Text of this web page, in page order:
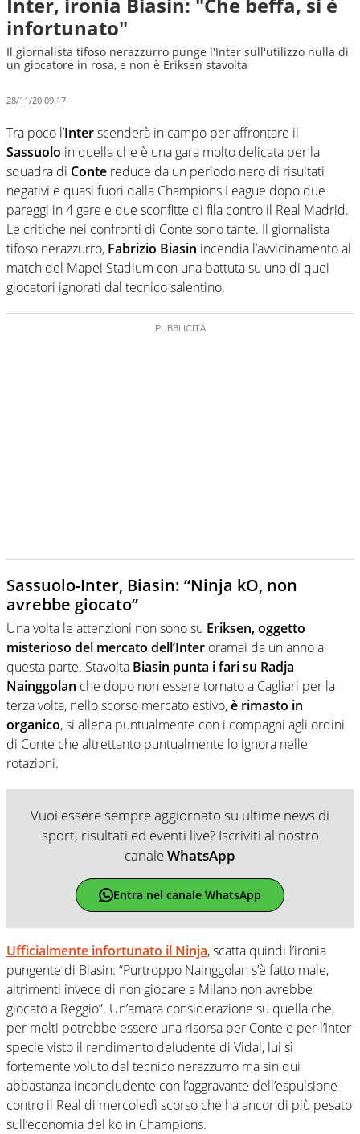
infortunato"
Il giornalista tifoso nerazzurro punge l'Inter sull'utilizzo nulla di
un giocatore in rosa, e non è Eriksen stavolta
28/11/20 09:17
Tra poco l’Interscenderà in campo per affrontare il
Sassuolo in quella che è una gara molto delicata per la
squadra di Conte reduce da un periodo nero di risultati
negativi e quasi fuori dalla Champions League dopo due
pareggi in 4 gare e due sconfitte di fila contro il Real Madrid.
Le critiche nei confronti di Conte sono tante. Il giornalista
tifoso nerazzurro, Fabrizio Biasin incendia l’avvicinamento al
match del Mapei Stadium con una battuta su uno di quei
giocatori ignorati dal tecnico salentino.
Sassuolo-Inter, Biasin: “Ninja kO, non
avrebbe giocato”
Una volta le attenzioni non sono su Eriksen, oggetto
misterioso del mercato dell’Inter oramai da un anno a
questa parte. Stavolta Biasin punta i fari su Radja
Nainggolan che dopo non essere tornato a Cagliari per la
terza volta, nello scorso mercato estivo,è rimasto in
organico, si allena puntualmente con i compagni agli ordini
di Conte che altrettanto puntualmente lo ignora nelle
rotazioni.
Vuoi essere sempre aggiornato su ultime news di
sport, risultati ed eventi live? Iscriviti al nostro
canaleWhatsApp
Entra nel canale WhatsApp
Ufficialmente infortunato il Ninja, scatta quindi l’ironia
pungente di Biasin: “Purtroppo Nainggolan s’è fatto male,
altrimenti invece di non giocare a Milano non avrebbe
giocato a Reggio”. Un’amara considerazione su quella che,
per molti potrebbe essere una risorsa per Conte e per l’Inter
specie visto il rendimento deludente di Vidal, lui sì
fortemente voluto dal tecnico nerazzurro ma sin qui
abbastanza inconcludente con l’aggravante dell’espulsione
contro il Real di mercoledì scorso che ha ancor di più pesato
sull’economia del ko in Champions.